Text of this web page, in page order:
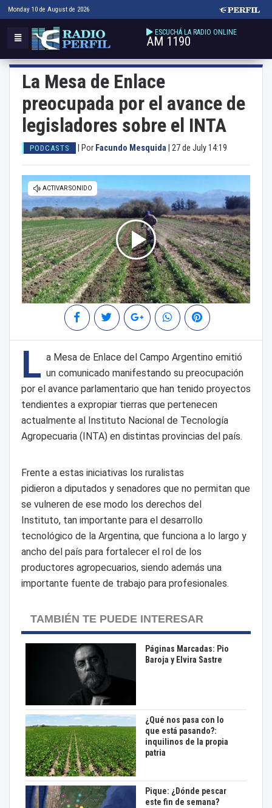
Monday 10 de August de 2026
ESCUCHÁ LA RADIO ONLINE
AM 1190
La Mesa de Enlace
preocupada por el avance de
legisladores sobre el INTA
PODCASTS Por Facundo Mesquida 27 de July 14:19
L a Mesa de Enlace del Campo Argentino emitió
un comunicado manifestando su preocupación
por el avance parlamentario que han tenido proyectos
tendientes a expropiar tierras que pertenecen
actualmente al Instituto Nacional de Tecnología
Agropecuaria (INTA) en distintas provincias del país.
Frente a estas iniciativas los ruralistas
pidieron a diputados y senadores que no permitan que
se vulneren de ese modo los derechos del
Instituto, tan importante para el desarrollo
tecnológico de la Argentina, que funciona a lo largo y
ancho del país para fortalecer el rol de los
productores agropecuarios, siendo además una
importante fuente de trabajo para profesionales.
TAMBIÉN TE PUEDE INTERESAR
Páginas Marcadas: Pio
Baroja y Elvira Sastre
¿Qué nos pasa con lo
que está pasando?:
inquilinos de la propia
patria
Pique: ¿Dónde pescar
este fin de semana?